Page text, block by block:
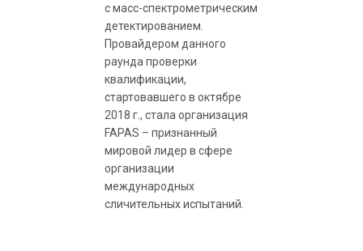
с масс-спектрометрическим
детектированием.
Провайдером данного
раунда проверки
квалификации,
стартовавшего в октябре
2018 г., стала организация
FAPAS – признанный
мировой лидер в сфере
организации
международных
сличительных испытаний.